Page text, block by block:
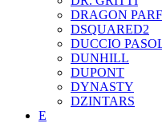
DRAGON
DSQUARED2
DUCCIO
DUNHILL
DUPONT
DYNASTY
DZINTARS
E